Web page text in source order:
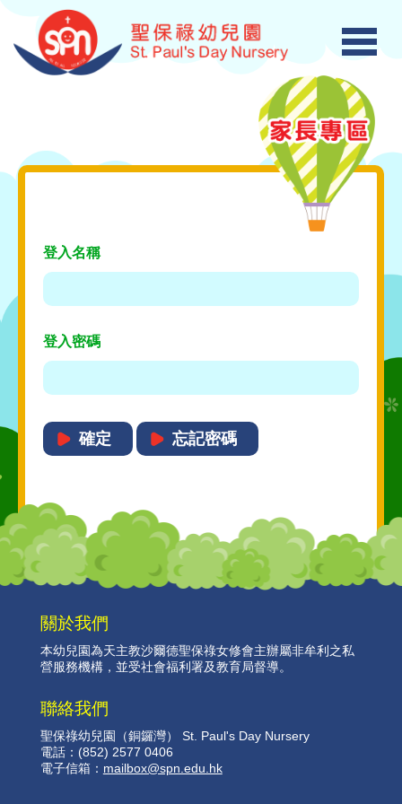
登入名稱
登入密碼
確定 忘記密碼
關於我們
本幼兒園為天主教沙爾德聖保祿女修會主辦屬非牟利之私
營服務機構，並受社會福利署及教育局督導。
聯絡我們
聖保祿幼兒園（銅鑼灣）
St. Paul's Day Nursery
電話：(852) 2577 0406
電子信箱： mailbox@spn.edu.hk